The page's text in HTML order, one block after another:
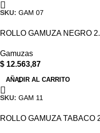
SKU: GAM 07
ROLLO GAMUZA NEGRO
Gamuzas
$ 12.563,87
AÑADIR AL CARRITO
SKU: GAM 11
ROLLO GAMUZA TABACO